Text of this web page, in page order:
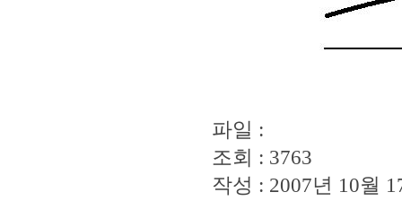
파일 :
조회 : 3763
작성 : 2007년 10월